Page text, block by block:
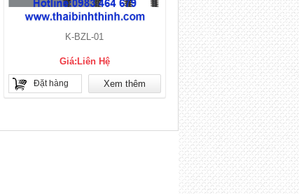
K-BZL-01
Giá:Liên Hệ
Đặt hàng Xem thêm